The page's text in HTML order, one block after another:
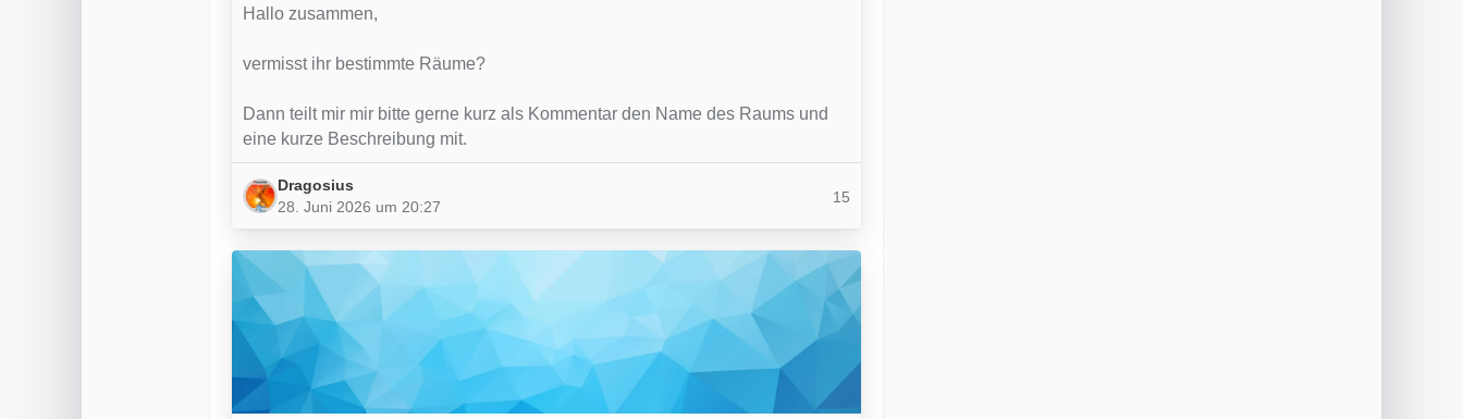
Hallo zusammen,
vermisst ihr bestimmte Räume?
Dann teilt mir mir bitte gerne kurz als Kommentar den Name des Raums und
eine kurze Beschreibung mit.
Dragosius
28. Juni 2026 um 20:27
15